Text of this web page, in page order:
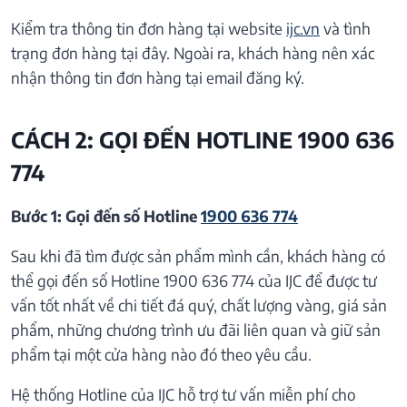
Kiểm tra thông tin đơn hàng tại website ijc.vn và tình
trạng đơn hàng tại đây. Ngoài ra, khách hàng nên xác
nhận thông tin đơn hàng tại email đăng ký.
CÁCH 2: GỌI ĐẾN HOTLINE 1900 636
774
Bước 1: Gọi đến số Hotline1900 636 774
Sau khi đã tìm được sản phẩm mình cần, khách hàng có
thể gọi đến số Hotline 1900 636 774 của IJC để được tư
vấn tốt nhất về chi tiết đá quý, chất lượng vàng, giá sản
phẩm, những chương trình ưu đãi liên quan và giữ sản
phẩm tại một cửa hàng nào đó theo yêu cầu.
Hệ thống Hotline của IJC hỗ trợ tư vấn miễn phí cho